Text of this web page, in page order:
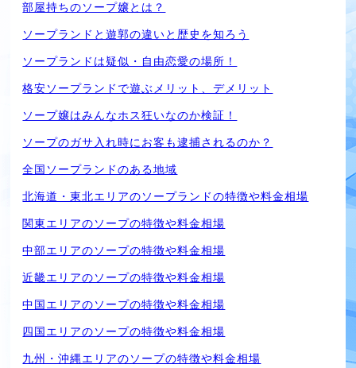
部屋持ちのソープ嬢とは？
ソープランドと遊郭の違いと歴史を知ろう
ソープランドは疑似・自由恋愛の場所！
格安ソープランドで遊ぶメリット、デメリット
ソープ嬢はみんなホス狂いなのか検証！
ソープのガサ入れ時にお客も逮捕されるのか？
全国ソープランドのある地域
北海道・東北エリアのソープランドの特徴や料金相場
関東エリアのソープの特徴や料金相場
中部エリアのソープの特徴や料金相場
近畿エリアのソープの特徴や料金相場
中国エリアのソープの特徴や料金相場
四国エリアのソープの特徴や料金相場
九州・沖縄エリアのソープの特徴や料金相場